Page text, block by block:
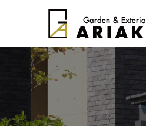
お知らせ